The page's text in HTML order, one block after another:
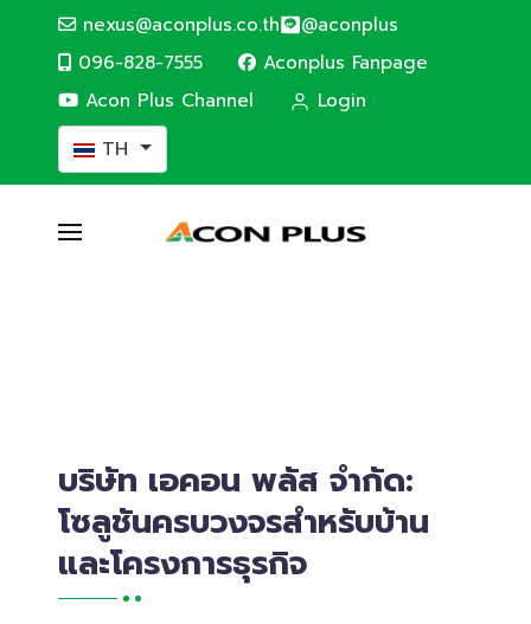
nexus@aconplus.co.th @aconplus
096-828-7555
Aconplus Fanpage
Acon Plus Channel
Login
เลือกภาษาของคุณ
TH
บริษัท เอคอน พลัส จำกัด:
โซลูชันครบวงจรสำหรับบ้าน
และโครงการธุรกิจ